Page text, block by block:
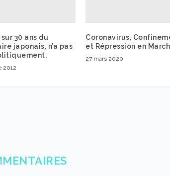
sur 30 ans du
japonais, n’a pas
2012
Coronavirus,
et Répression en
27 mars 2020